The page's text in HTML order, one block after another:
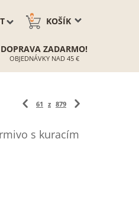
KOŠÍK
0
DOPRAVA ZADARMO!
OBJEDNÁVKY NAD 45 €
61 z 879
s kuracím